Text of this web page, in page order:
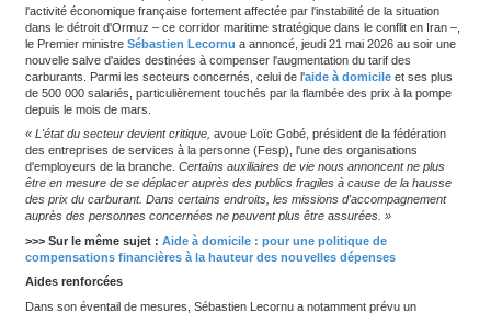
Aide à domicile
Services à la personne
Grand âge
Handicap
Perte d'autonomie
Matignon vient d'annoncer une nouvelle batterie de
renforcer le soutien de l'État au secteur du service à la
l'augmentation des tarifs du carburant. Selon la
de services à la personne (Fesp), elles excluent cependant
conséquent d'employeurs.
C'est un nouveau coup de pouce, mais il risque de ne pas
l'activité économique française fortement affectée par l'instabilité
dans le détroit d'Ormuz – ce corridor maritime stratégique dans